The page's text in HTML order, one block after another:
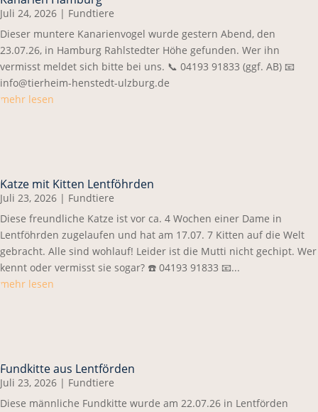
Juli 24, 2026 | Fundtiere
Dieser muntere Kanarienvogel wurde gestern Abend, den
23.07.26, in Hamburg Rahlstedter Höhe gefunden. Wer ihn
vermisst meldet sich bitte bei uns. 📞 04193 91833 (ggf. AB) 📧
info@tierheim-henstedt-ulzburg.de
mehr lesen
Katze mit Kitten Lentföhrden
Juli 23, 2026 | Fundtiere
Diese freundliche Katze ist vor ca. 4 Wochen einer Dame in
Lentföhrden zugelaufen und hat am 17.07. 7 Kitten auf die Welt
gebracht. Alle sind wohlauf! Leider ist die Mutti nicht gechipt. Wer
kennt oder vermisst sie sogar? ☎️ 04193 91833 📧...
mehr lesen
Fundkitte aus Lentförden
Juli 23, 2026 | Fundtiere
Diese männliche Fundkitte wurde am 22.07.26 in Lentförden